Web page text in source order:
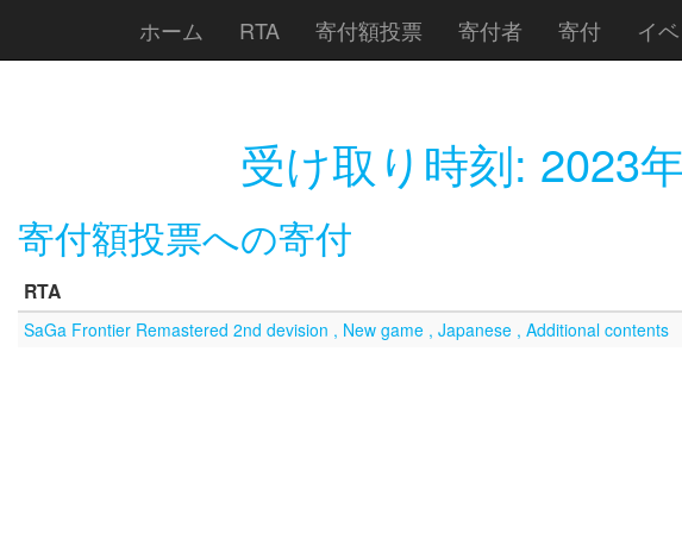
ホーム RTA 寄付額投票 寄付者 寄付 イ
受け取り時刻: 2023
寄付額投票への寄付
RTA
SaGa Frontier Remastered 2nd devision , New game , Japanese , Additional contents